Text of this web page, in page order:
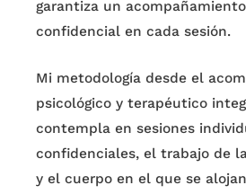
garantiza un
confidencial en cada sesión.
Mi metodología desde el
psicológico y terapéutico
contempla en sesiones
confidenciales, el trabajo de
y el cuerpo en el que se